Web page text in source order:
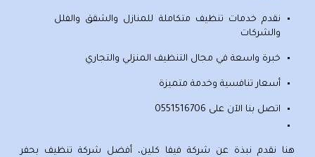
نقدم خدمات تنظيف متكاملة للمنازل والشقق والفلل
والشركات
خبرة واسعة في مجال التنظيف المنزلي والتجاري
أسعار تنافسية وخدمة متميزة
اتصل بنا الآن على 0551516706
هنا نقدم نبذة عن شركة فيفا كلين، أفضل شركة تنظيف بحفر